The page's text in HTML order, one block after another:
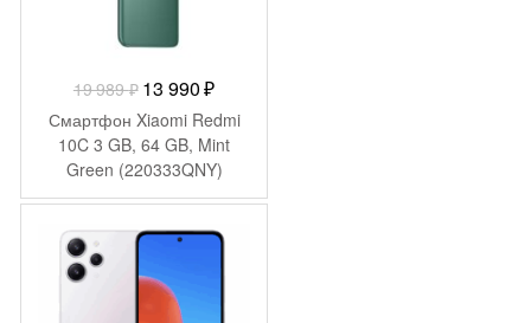
19 989₽ Первоначальная
цена
составляла
19
989 ₽.
13 990₽Текущая
цена:
13
990 ₽.
Смартфон Xiaomi Redmi
10C 3 GB, 64 GB, Mint
Green (220333QNY)